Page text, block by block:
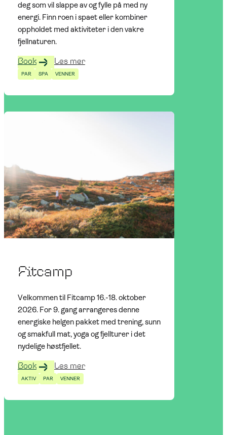
deg som vil slappe av og fylle på med ny
energi. Finn roen i spaet eller kombiner
oppholdet med aktiviteter i den vakre
fjellnaturen.
Book Les mer
PAR SPA VENNER
Fitcamp
Velkommen til Fitcamp 16.-18. oktober
2026. For 9. gang arrangeres denne
energiske helgen pakket med trening, sunn
og smakfull mat, yoga og fjellturer i det
nydelige høstfjellet.
Book Les mer
AKTIV PAR VENNER